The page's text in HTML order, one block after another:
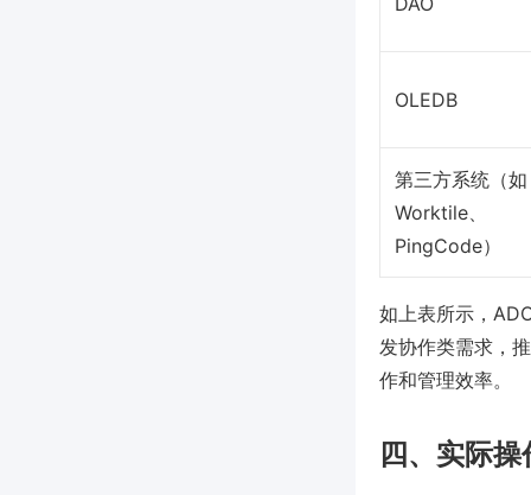
OLEDB
第三方系统（如
Worktile、
PingCode）
如上表所示，
发协作类需求，
作和管理效率。
四、实际